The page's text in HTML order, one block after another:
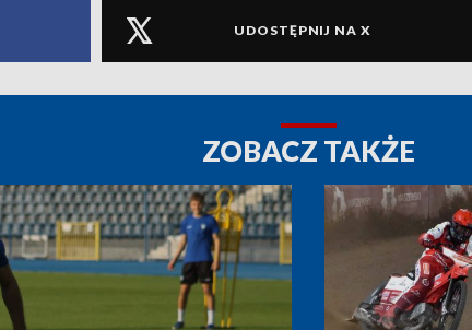
UDOSTĘPNIJ NA X
ZOBACZ TAKŻE